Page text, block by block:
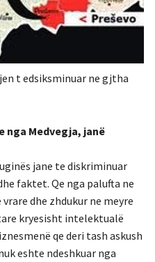
t edsiksminuar ne gjtha
nga Medvegja, janë
jane te diskriminuar
faktet. Qe nga palufta ne
dhe zhdukur ne meyre
kryesisht intelektualë
qe deri tash askush
eshte ndeshkuar nga